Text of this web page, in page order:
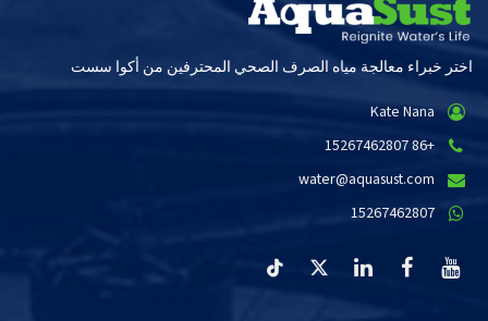
اختر خبراء معالجة مياه الصرف الصحي المحترفين من أكوا سست
Kate Nana
+86 15267462807
water@aquasust.com
15267462807